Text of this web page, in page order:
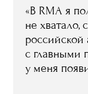
«В RMA я
не хватало,
российской
с главными
у меня